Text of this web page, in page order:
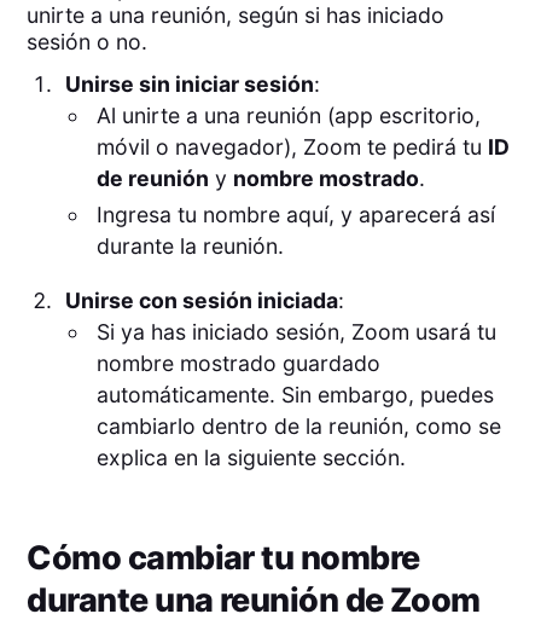
unirte a una reunión, según si has iniciado
sesión o no.
Unirse sin iniciar sesión:
Al unirte a una reunión (app escritorio,
móvil o navegador), Zoom te pedirá tu ID
de reunión y nombre mostrado.
Ingresa tu nombre aquí, y aparecerá así
durante la reunión.
Unirse con sesión iniciada:
Si ya has iniciado sesión, Zoom usará tu
nombre mostrado guardado
automáticamente. Sin embargo, puedes
cambiarlo dentro de la reunión, como se
explica en la siguiente sección.
Cómo cambiar tu nombre
durante una reunión de Zoom